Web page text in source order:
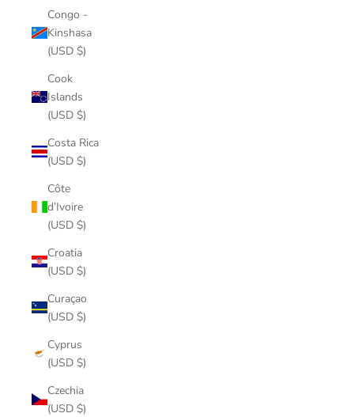
Congo -
Kinshasa
(USD $)
Cook
Islands
(USD $)
Costa Rica
(USD $)
Côte
d’Ivoire
(USD $)
Croatia
(USD $)
Curaçao
(USD $)
Cyprus
(USD $)
Czechia
(USD $)